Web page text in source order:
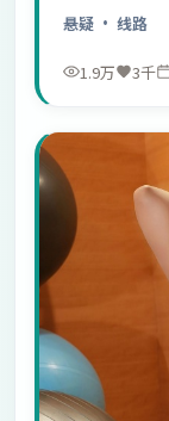
观看。
悬疑 · 线路
1.9万 3千